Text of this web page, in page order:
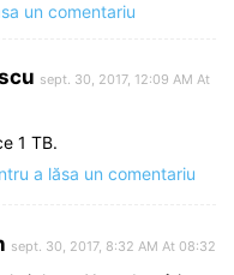
un comentariu
sept. 30, 2017, 12:09 AM At
1 TB.
a lăsa un comentariu
sept. 30, 2017, 8:32 AM At 08:32